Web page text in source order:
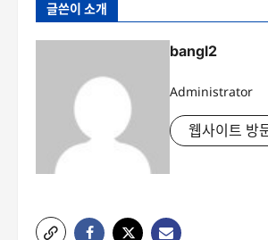
글쓴이 소개
bangl2
Administrator
웹사이트 방